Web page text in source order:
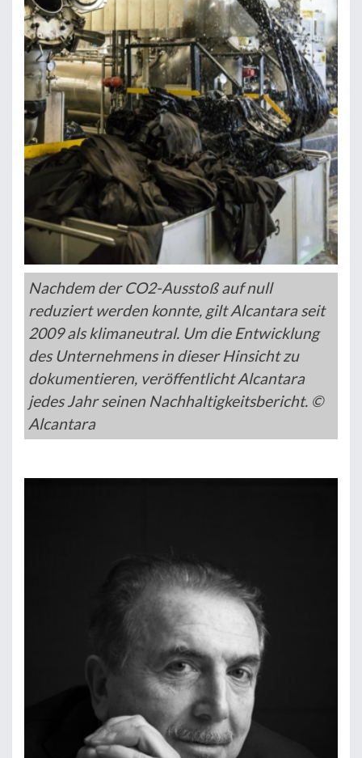
Nachdem der CO2-Ausstoß auf null
reduziert werden konnte, gilt Alcantara seit
2009 als klimaneutral. Um die Entwicklung
des Unternehmens in dieser Hinsicht zu
dokumentieren, veröffentlicht Alcantara
jedes Jahr seinen Nachhaltigkeitsbericht. ©
Alcantara